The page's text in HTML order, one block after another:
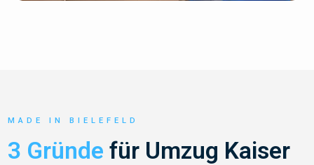
MADE IN BIELEFELD
3 Gründe für Umzug Kaiser